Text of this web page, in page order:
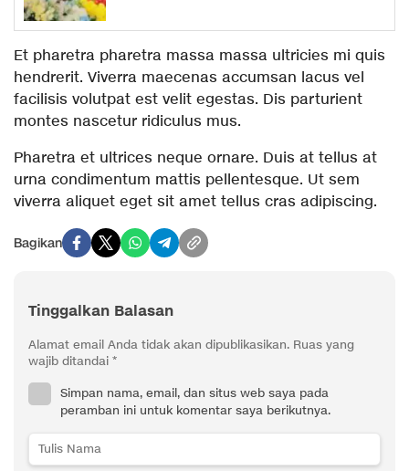
Et pharetra pharetra massa massa ultricies mi quis
hendrerit. Viverra maecenas accumsan lacus vel
facilisis volutpat est velit egestas. Dis parturient
montes nascetur ridiculus mus.
Pharetra et ultrices neque ornare. Duis at tellus at
urna condimentum mattis pellentesque. Ut sem
viverra aliquet eget sit amet tellus cras adipiscing.
Bagikan
Tinggalkan Balasan
Alamat email Anda tidak akan dipublikasikan. Ruas yang
wajib ditandai *
Simpan nama, email, dan situs web saya pada
peramban ini untuk komentar saya berikutnya.